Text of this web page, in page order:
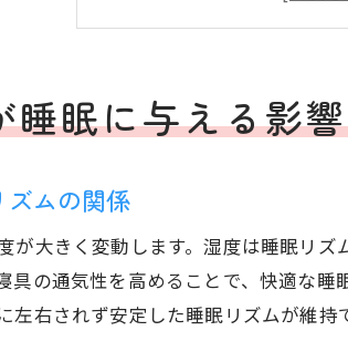
睡眠指数を活用し
季節ごとに変わる
睡眠の質を高める和歌山
和歌山市の天気と
服装指数を参考に
睡眠に与える影
ムの関係
が大きく変動します。湿度は睡眠リ
具の通気性を高めることで、快適な
右されず安定した睡眠リズムが維